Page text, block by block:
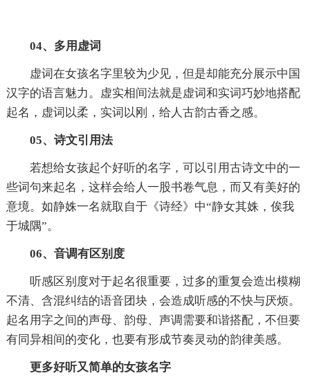
04、多用虚词
虚词在女孩名字里较为少见，但是却能充分展示中国
汉字的语言魅力。虚实相间法就是虚词和实词巧妙地搭配
起名，虚词以柔，实词以刚，给人古韵古香之感。
05、诗文引用法
若想给女孩起个好听的名字，可以引用古诗文中的一
些词句来起名，这样会给人一股书卷气息，而又有美好的
意境。如静姝一名就取自于《诗经》中“静女其姝，俟我
于城隅”。
06、音调有区别度
听感区别度对于起名很重要，过多的重复会造出模糊
不清、含混纠结的语音团块，会造成听感的不快与厌烦。
起名用字之间的声母、韵母、声调需要和谐搭配，不但要
有同异相间的变化，也要有形成节奏灵动的韵律美感。
更多好听又简单的女孩名字